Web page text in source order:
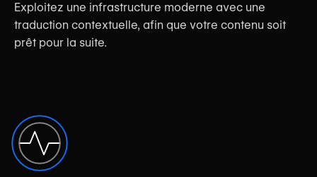
Exploitez une infrastructure moderne avec une
traduction contextuelle, afin que votre contenu soit
prêt pour la suite.